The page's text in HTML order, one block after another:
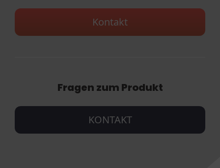
Kontakt
Fragen zum Produkt
KONTAKT